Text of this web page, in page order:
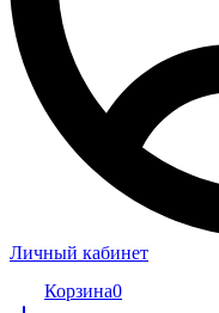
Личный кабинет
Корзина0